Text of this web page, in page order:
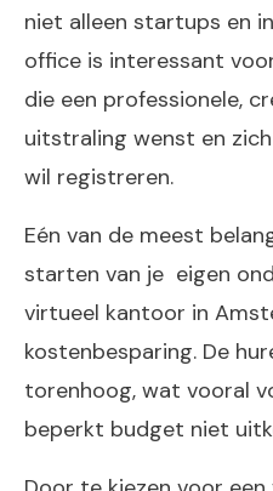
niet alleen startups en
office is interessant
die een professionele,
uitstraling wenst en
wil registreren.
Eén van de meest
starten van je eigen
virtueel kantoor in
kostenbesparing. De
torenhoog, wat vooral
beperkt budget niet